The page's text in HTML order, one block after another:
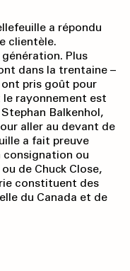
a répondu
clientèle.
Plus
dans la trentaine –
pris goût pour
rayonnement est
Balkenhol,
aller au devant de
a fait preuve
consignation ou
de Chuck Close,
constituent des
du Canada et de